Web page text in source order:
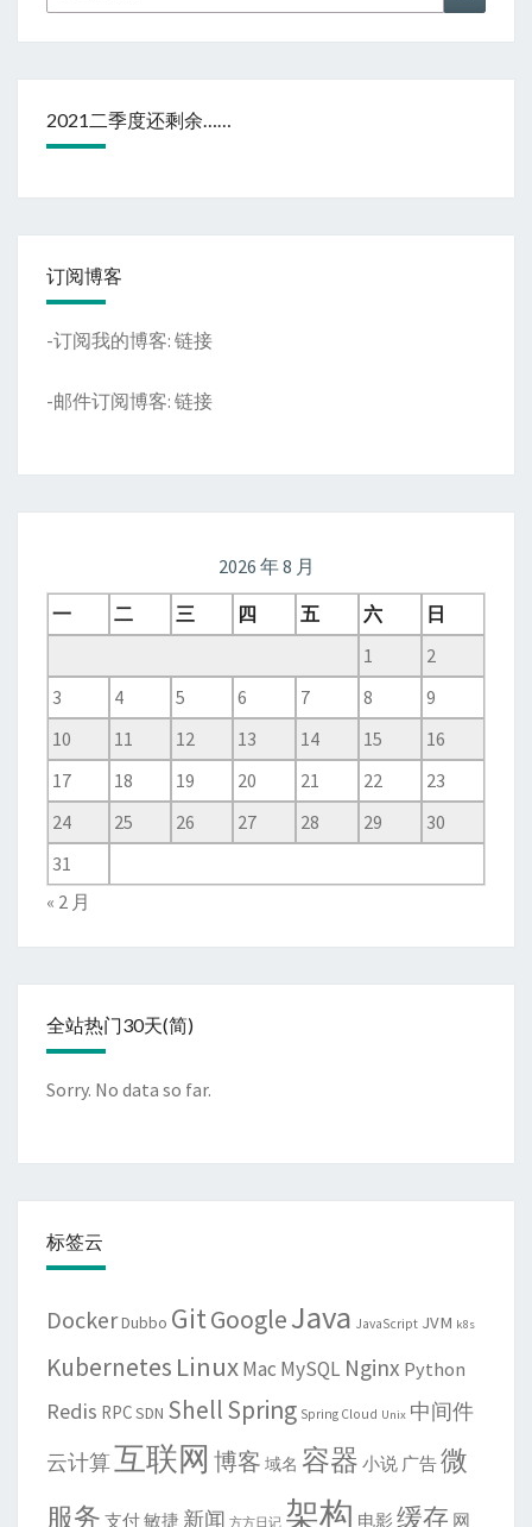
for:
2021二季度还剩余……
订阅博客
-订阅我的博客: 链接
-邮件订阅博客: 链接
2026 年 8 月
一
二 三 四 五 六
日
1
2
3
4 5 6 7 8
9
10
11 12 13 14 15
16
17
18 19 20 21 22
23
24
25 26 27 28 29
30
31
« 2 月
全站热门30天(简)
Sorry. No data so far.
标签云
DockerDubbo GitGoogleJava JavaScript JVM k8s
Kubernetes LinuxMac MySQL Nginx Python
Redis RPCSDN ShellSpring Spring Cloud Unix 中间件
云计算互联网 博客 域名 容器 小说 广告微
服务 支付敏捷 新闻 方方日记 架构 电影 缓存 网